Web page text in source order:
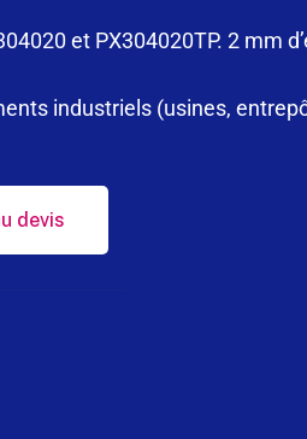
et PX304020TP. 2 mm
industriels (usines,
devis